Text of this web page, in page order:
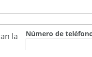
la
Número de